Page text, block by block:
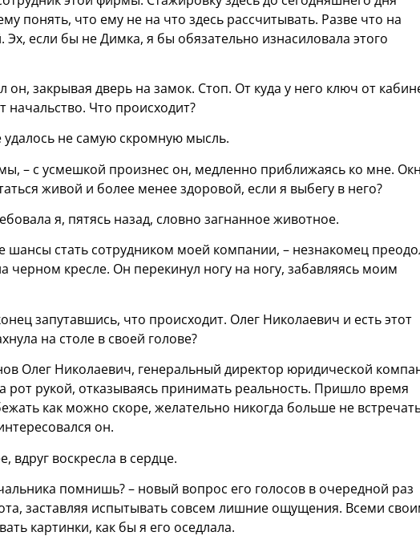
понять, что ему не на что здесь рассчитывать. Разве что на
если бы не Димка, я бы обязательно изнасиловала этого
он, закрывая дверь на замок. Стоп. От куда у него ключ от
начальство. Что происходит?
удалось не самую скромную мысль.
– с усмешкой произнес он, медленно приближаясь ко мне.
живой и более менее здоровой, если я выбегу в него?
я, пятясь назад, словно загнанное животное.
шансы стать сотрудником моей компании, – незнакомец
черном кресле. Он перекинул ногу на ногу, забавляясь моим
запутавшись, что происходит. Олег Николаевич и есть этот
на столе в своей голове?
Олег Николаевич, генеральный директор юридической
рот рукой, отказываясь принимать реальность. Пришло время
как можно скоре, желательно никогда больше не
он.
вдруг воскресла в сердце.
помнишь? – новый вопрос его голосов в очередной раз
заставляя испытывать совсем лишние ощущения. Всеми
картинки, как бы я его оседлала.